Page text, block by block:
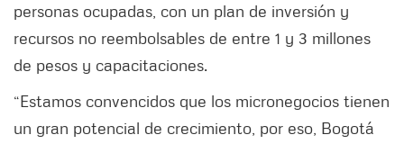
personas ocupadas, con un plan de inversión y
recursos no reembolsables de entre 1 y 3 millones
de pesos y capacitaciones.
“Estamos convencidos que los micronegocios tienen
un gran potencial de crecimiento, por eso, Bogotá